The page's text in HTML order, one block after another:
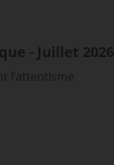
- Juillet 2026
l’attentisme